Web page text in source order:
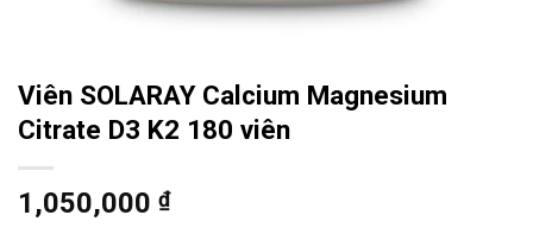
Viên SOLARAY Calcium Magnesium
Citrate D3 K2 180 viên
1,050,000 ₫